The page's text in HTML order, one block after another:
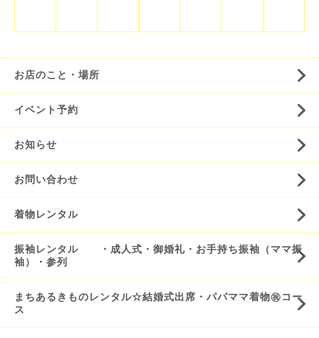
お店のこと・場所
イベント予約
お知らせ
お問い合わせ
着物レンタル
振袖レンタル ・成人式・御婚礼・お手持ち振袖（ママ振
袖）・参列
まちあるきものレンタル☆結婚式出席・パパママ着物㊗️コー
ス